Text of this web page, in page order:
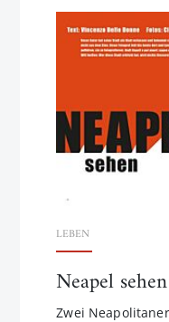
LEBEN
Neapel sehen
Zwei